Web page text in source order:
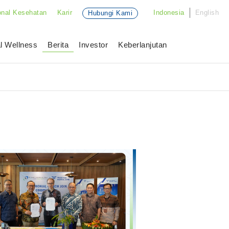
Kesehatan Karir Hubungi Kami Indonesia English
Wellness Berita Investor Keberlanjutan